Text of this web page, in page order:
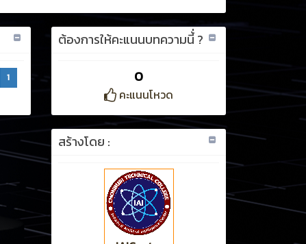
1
ต้องการให้คะแนนบทความนี้่ ?
0
คะแนนโหวด
สร้างโดย :